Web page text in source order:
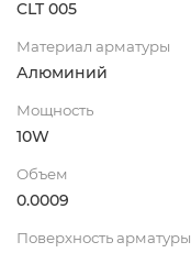
CLT 005
Материал арматуры
Алюминий
Мощность
10W
Объем
0.0009
Поверхность арматуры